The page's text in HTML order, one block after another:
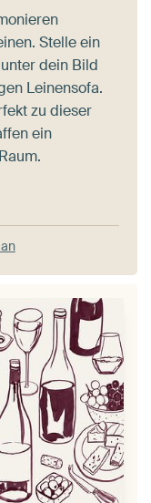
Stelle ein
dein Bild
Leinensofa.
zu dieser
ein